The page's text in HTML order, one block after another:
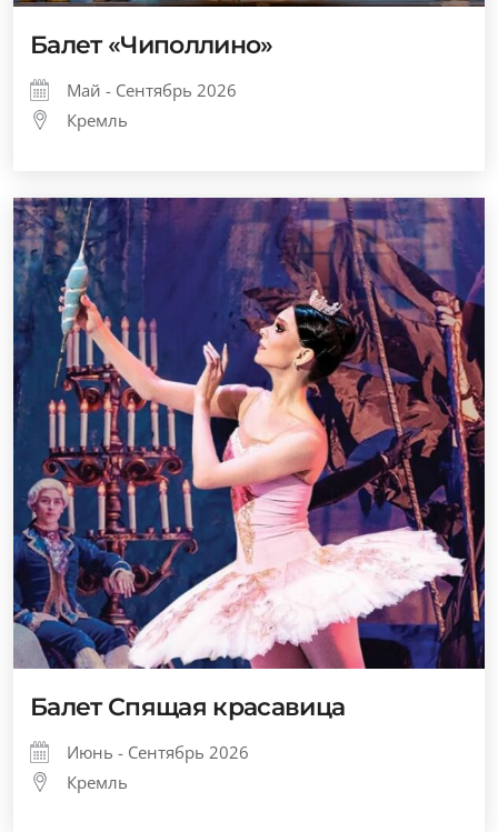
Балет «Чиполлино»
Май - Сентябрь 2026
Кремль
Балет Спящая красавица
Июнь - Сентябрь 2026
Кремль